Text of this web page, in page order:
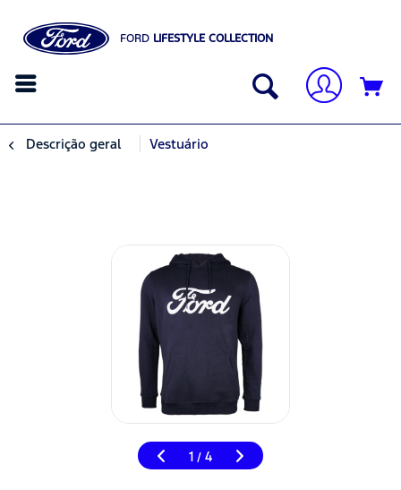
FORD LIFESTYLE COLLECTION
Descrição geral Vestuário
1 / 4